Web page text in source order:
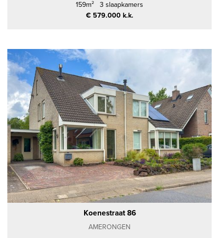
159m² 3 slaapkamers
€ 579.000 k.k.
Koenestraat 86
AMERONGEN